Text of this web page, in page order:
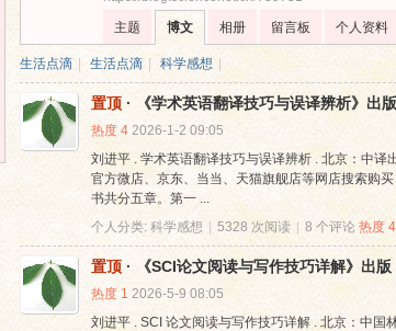
主题
博文 相册 留言板 个人资料
生活点滴 生活点滴 | 科学感想
置顶 · 《学术英语翻译技巧与误译辨析》出版
热度 4 2026-1-2 09:05
刘进平 . 学术英语翻译技巧与误译辨析 . 北京：中
官方微店、京东、当当、天猫旗舰店等网店搜索购
书共分五章。第一 ...
个人分类: 科学感想 5328 次阅读 8 个评论 热度 4
置顶 · 《SCI论文阅读与写作技巧详解》出版
热度 1 2026-5-9 08:05
刘进平 . SCI 论文阅读与写作技巧详解 . 北京：中国